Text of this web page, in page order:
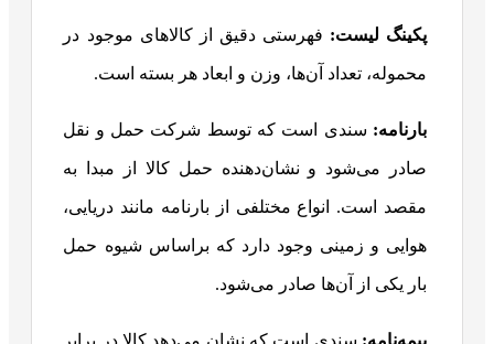
پکینگ لیست: فهرستی دقیق از کالاهای موجود در
محموله، تعداد آن‌ها، وزن و ابعاد هر بسته است.
بارنامه: سندی است که توسط شرکت حمل و نقل
صادر می‌شود و نشان‌دهنده حمل کالا از مبدا به
مقصد است. انواع مختلفی از بارنامه مانند دریایی،
هوایی و زمینی وجود دارد که براساس شیوه حمل
بار یکی از آن‌ها صادر می‌شود.
بیمه‌نامه: سندی است که نشان می‌دهد کالا در برابر